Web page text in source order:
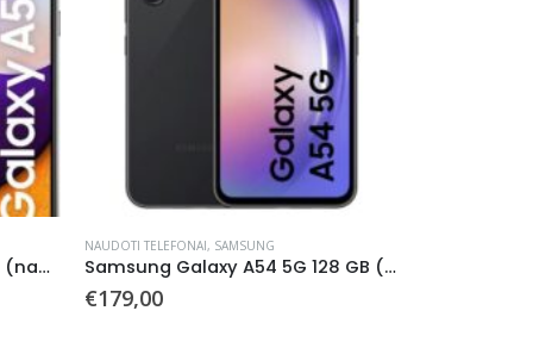
Samsung Galaxy A52 128 GB (naudotas)
NAUDOTI TELEFONAI, SAMSUNG
Samsung Galaxy A54 5G 128 GB (Naudotas)
€179,00